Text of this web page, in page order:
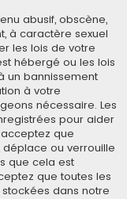
abusif, obscène,
à caractère sexuel
les lois de votre
hébergé ou les lois
un bannissement
à votre
nécessaire. Les
pour aider
que
déplace ou verrouille
que cela est
que toutes les
dans notre